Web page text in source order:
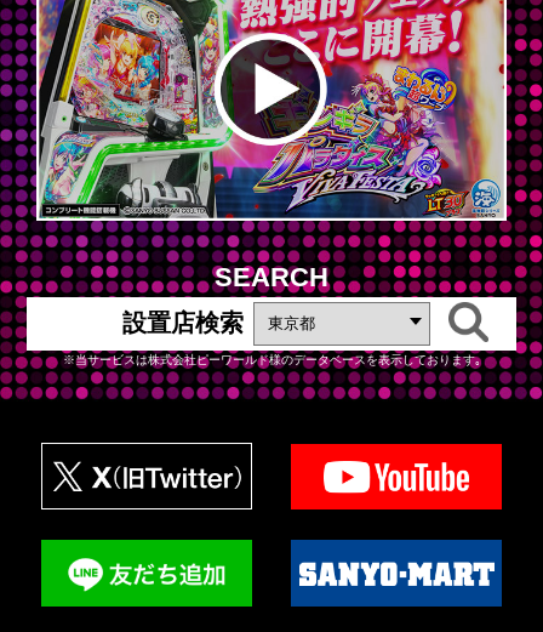
SEARCH
設置店検索
※当サービスは株式会社ピーワールド様のデータベースを表示しております｡